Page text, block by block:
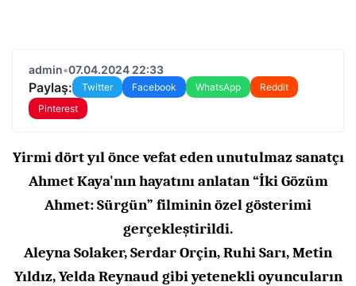
admin•07.04.2024 22:33
Paylaş: Twitter Facebook WhatsApp
Reddit
Pinterest
Yirmi dört yıl önce vefat eden unutulmaz sanatçı
Ahmet Kaya'nın hayatını anlatan “İki Gözüm
Ahmet: Sürgün” filminin özel gösterimi
gerçekleştirildi.
Aleyna Solaker, Serdar Orçin, Ruhi Sarı, Metin
Yıldız, Yelda Reynaud gibi yetenekli oyuncuların